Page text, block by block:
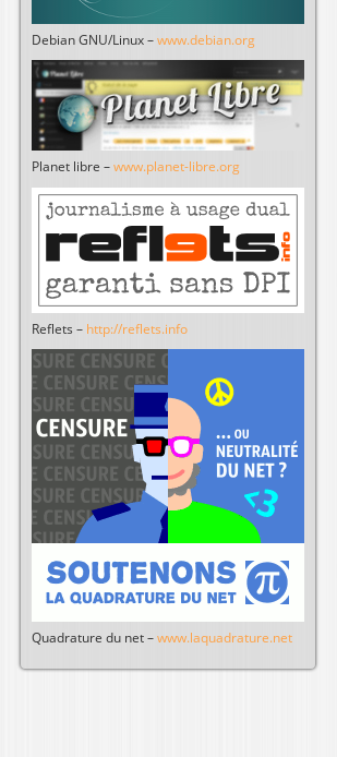
Debian GNU/Linux – www.debian.org
Planet libre – www.planet-libre.org
Reflets – http://reflets.info
Quadrature du net – www.laquadrature.net